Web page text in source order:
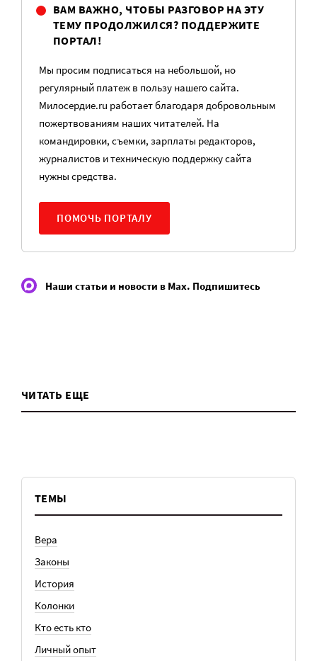
ВАМ ВАЖНО, ЧТОБЫ РАЗГОВОР НА ЭТУ
ТЕМУ ПРОДОЛЖИЛСЯ? ПОДДЕРЖИТЕ
ПОРТАЛ!
Мы просим подписаться на небольшой, но
регулярный платеж в пользу нашего сайта.
Милосердие.ru работает благодаря добровольным
пожертвованиям наших читателей. На
командировки, съемки, зарплаты редакторов,
журналистов и техническую поддержку сайта
нужны средства.
ПОМОЧЬ ПОРТАЛУ
Наши статьи и новости в Max. Подпишитесь
ЧИТАТЬ ЕЩЕ
ТЕМЫ
Вера
Законы
История
Колонки
Кто есть кто
Личный опыт